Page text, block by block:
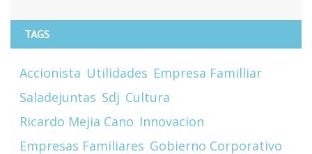
TAGS
Accionista Utilidades Empresa Familliar
Saladejuntas Sdj Cultura
Ricardo Mejia Cano Innovacion
Empresas Familiares Gobierno Corporativo